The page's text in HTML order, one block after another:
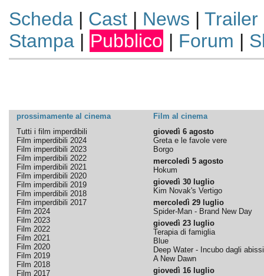
Scheda| Cast| News | Trailer
Stampa| Pubblico | Forum |
prossimamente al cinema
Film al cinema
Tutti i film imperdibili
Film imperdibili 2024
Film imperdibili 2023
Film imperdibili 2022
Film imperdibili 2021
Film imperdibili 2020
Film imperdibili 2019
Film imperdibili 2018
Film imperdibili 2017
Film 2024
Film 2023
Film 2022
Film 2021
Film 2020
Film 2019
Film 2018
Film 2017
giovedì 6 agosto
Greta e le favole vere
Borgo
mercoledì 5 agosto
Hokum
giovedì 30 luglio
Kim Novak's Vertigo
mercoledì 29 luglio
Spider-Man - Brand New Day
giovedì 23 luglio
Terapia di famiglia
Blue
Deep Water - Incubo dagli abissi
A New Dawn
giovedì 16 luglio